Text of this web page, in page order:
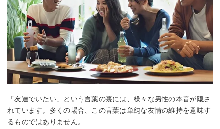
「友達でいたい」という言葉の裏には、様々な男性の本音が隠さ
れています。多くの場合、この言葉は単純な友情の維持を意味す
るものではありません。